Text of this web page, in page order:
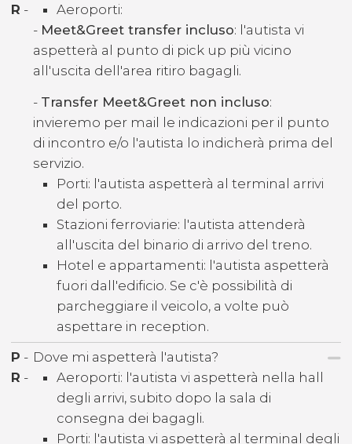
R -
Aeroporti:
- Meet&Greet transfer incluso: l'autista vi
aspetterà al punto di pick up più vicino
all'uscita dell'area ritiro bagagli.
- Transfer Meet&Greet non incluso:
invieremo per mail le indicazioni per il punto
di incontro e/o l'autista lo indicherà prima del
servizio.
Porti: l'autista aspetterà al terminal arrivi
del porto.
Stazioni ferroviarie: l'autista attenderà
all'uscita del binario di arrivo del treno.
Hotel e appartamenti: l'autista aspetterà
fuori dall'edificio. Se c'è possibilità di
parcheggiare il veicolo, a volte può
aspettare in reception.
P - Dove mi aspetterà l'autista?
R -
Aeroporti: l'autista vi aspetterà nella hall
degli arrivi, subito dopo la sala di
consegna dei bagagli.
Porti: l'autista vi aspetterà al terminal degli